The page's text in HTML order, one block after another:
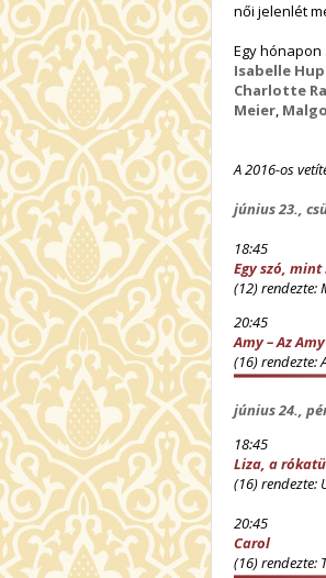
női jelenlét
Egy
Isabelle
Charlotte
Meier,
A 2016-os
június 23.,
18:45
Egy szó, mint
(12) rendezte:
20:45
Amy – Az
(16) rendezte:
június 24.,
18:45
Liza, a
(16) rendezte:
20:45
Carol
(16) rendezte: